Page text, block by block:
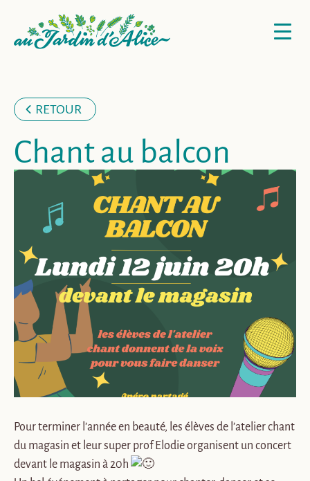
RETOUR
Chant au balcon
Pour terminer l’année en beauté, les élèves de l’atelier chant
du magasin et leur super prof Elodie organisent un concert
devant le magasin à 20h